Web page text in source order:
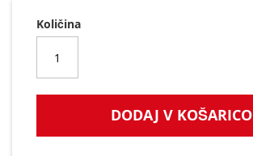
začetek
galerije
Količina
DODAJ V KOŠARICO